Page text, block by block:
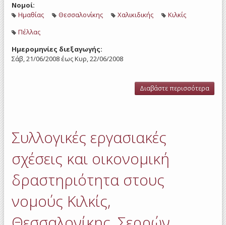
Νομοί:
Ημαθίας
Θεσσαλονίκης Χαλικιδικής
Κιλκίς
Πέλλας
Ημερομηνίες διεξαγωγής:
Σάβ, 21/06/2008 έωςΚυρ, 22/06/2008
Διαβάστε περισσότερα
Συλλογικές εργασιακές
σχέσεις και οικονομική
δραστηριότητα στους
νομούς Κιλκίς,